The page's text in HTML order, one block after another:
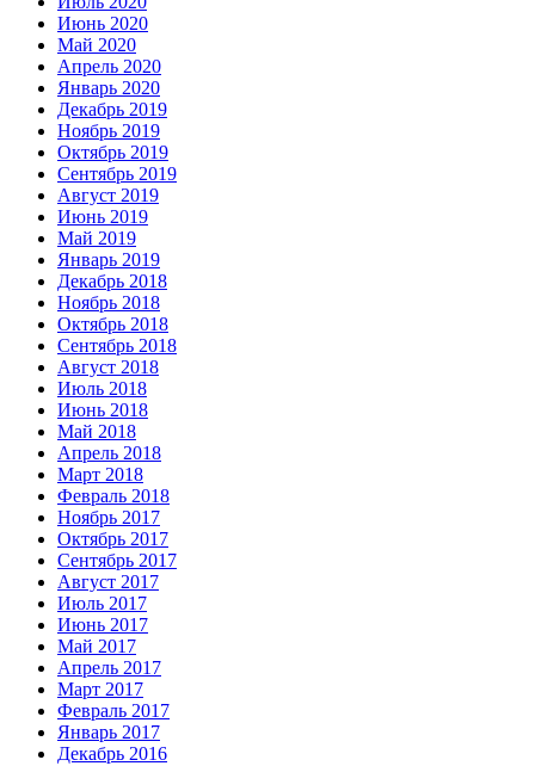
Июнь 2020
Май 2020
Апрель 2020
Январь 2020
Декабрь 2019
Ноябрь 2019
Октябрь 2019
Сентябрь 2019
Август 2019
Июнь 2019
Май 2019
Январь 2019
Декабрь 2018
Ноябрь 2018
Октябрь 2018
Сентябрь 2018
Август 2018
Июль 2018
Июнь 2018
Май 2018
Апрель 2018
Март 2018
Февраль 2018
Ноябрь 2017
Октябрь 2017
Сентябрь 2017
Август 2017
Июль 2017
Июнь 2017
Май 2017
Апрель 2017
Март 2017
Февраль 2017
Январь 2017
Декабрь 2016